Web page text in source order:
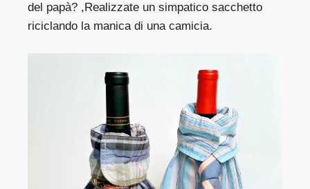
del papà? ,Realizzate un simpatico sacchetto
riciclando la manica di una camicia.